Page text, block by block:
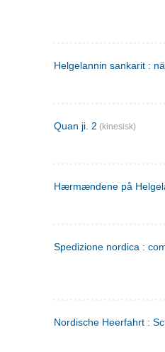
Helgelannin sankarit :
Quan ji. 2 (kinesisk)
Hærmændene på
Spedizione nordica :
Nordische Heerfahrt :